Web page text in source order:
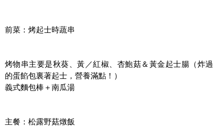
前菜：烤起士時蔬串
烤物串主要是秋葵、黃／紅椒、杏鮑菇＆黃金起士腸（炸過
的蛋餡包裏著起士，營養滿點！）
義式麵包棒＋南瓜湯
主餐：松露野菇燉飯